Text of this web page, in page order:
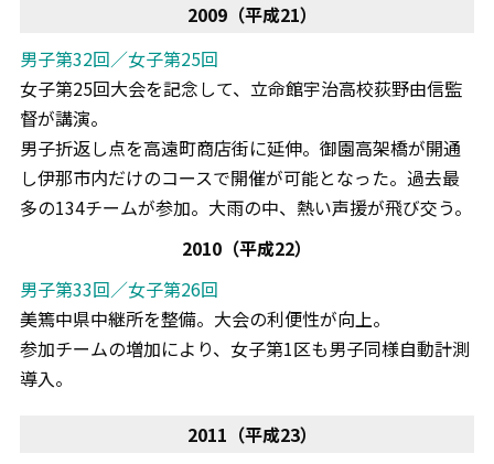
2009（平成21）
男子第32回／女子第25回
女子第25回大会を記念して、立命館宇治高校荻野由信監
督が講演。
男子折返し点を高遠町商店街に延伸。御園高架橋が開通
し伊那市内だけのコースで開催が可能となった。過去最
多の134チームが参加。大雨の中、熱い声援が飛び交う。
2010（平成22）
男子第33回／女子第26回
美篶中県中継所を整備。大会の利便性が向上。
参加チームの増加により、女子第1区も男子同様自動計測
導入。
2011（平成23）